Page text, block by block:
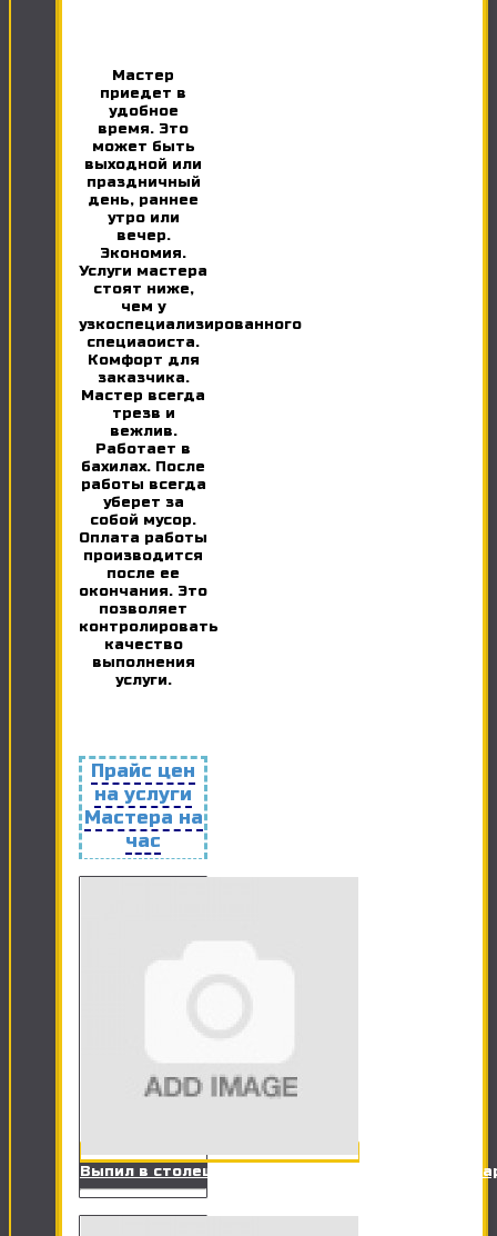
Мастер
приедет в
удобное
время. Это
может быть
выходной или
праздничный
день, раннее
утро или
вечер.
Экономия.
Услуги мастера
стоят ниже,
чем у
узкоспециализированного
специаоиста.
Комфорт для
заказчика.
Мастер всегда
трезв и
вежлив.
Работает в
бахилах. После
работы всегда
уберет за
собой мусор.
Оплата работы
производится
после ее
окончания. Это
позволяет
контролировать
качество
выполнения
услуги.
Прайс цен
на услуги
Мастера на
час
Выпил в столешницах ДСП под оборудование